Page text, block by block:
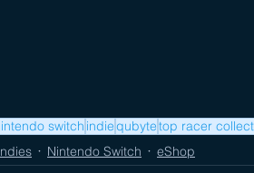
switch indiequbytetop racer
Nintendo Switch eShop